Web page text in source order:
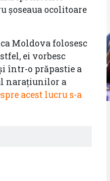
șoseaua ocolitoare
Moldova folosesc
ei vorbesc
într-o prăpastie a
narațiunilor a
acest lucru s-a